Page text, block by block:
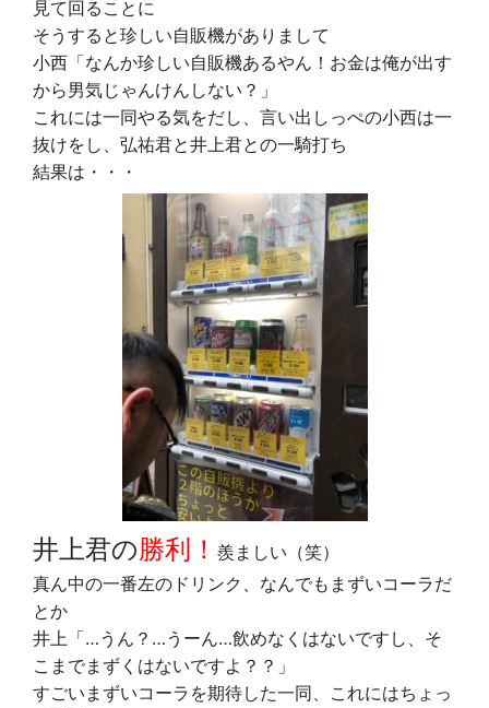
見て回ることに
そうすると珍しい自販機がありまして
小西「なんか珍しい自販機あるやん！お金は俺が出す
から男気じゃんけんしない？」
これには一同やる気をだし、言い出しっぺの小西は一
抜けをし、弘祐君と井上君との一騎打ち
結果は・・・
井上君の勝利！ 羨ましい（笑）
真ん中の一番左のドリンク、なんでもまずいコーラだ
とか
井上「…うん？…うーん…飲めなくはないですし、そ
こまでまずくはないですよ？？」
すごいまずいコーラを期待した一同、これにはちょっ